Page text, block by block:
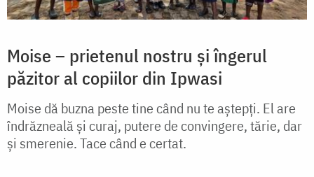
Moise – prietenul nostru şi îngerul
păzitor al copiilor din Ipwasi
Moise dă buzna peste tine când nu te aştepți. El are
îndrăzneală și curaj, putere de convingere, tărie, dar
şi smerenie. Tace când e certat.